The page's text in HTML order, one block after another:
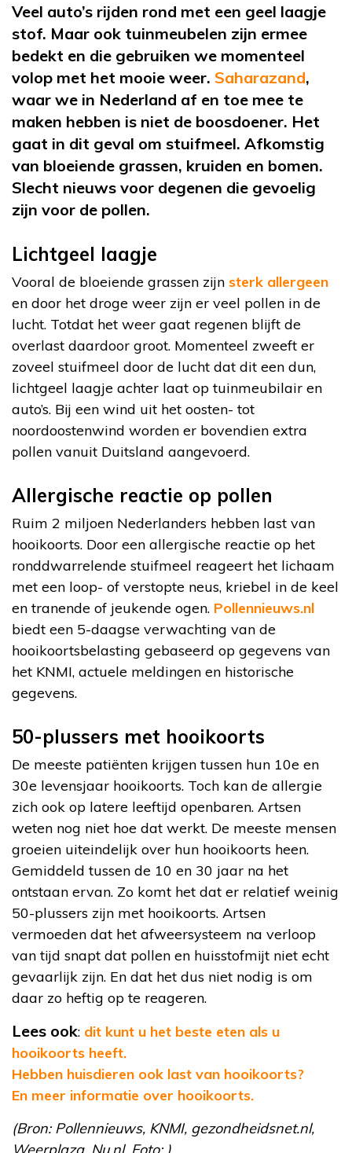
Veel auto’s rijden rond met een geel laagje
stof. Maar ook tuinmeubelen zijn ermee
bedekt en die gebruiken we momenteel
volop met het mooie weer. Saharazand,
waar we in Nederland af en toe mee te
maken hebben is niet de boosdoener. Het
gaat in dit geval om stuifmeel. Afkomstig
van bloeiende grassen, kruiden en bomen.
Slecht nieuws voor degenen die gevoelig
zijn voor de pollen.
Lichtgeel laagje
Vooral de bloeiende grassen zijn sterk allergeen
en door het droge weer zijn er veel pollen in de
lucht. Totdat het weer gaat regenen blijft de
overlast daardoor groot. Momenteel zweeft er
zoveel stuifmeel door de lucht dat dit een dun,
lichtgeel laagje achter laat op tuinmeubilair en
auto’s. Bij een wind uit het oosten- tot
noordoostenwind worden er bovendien extra
pollen vanuit Duitsland aangevoerd.
Allergische reactie op pollen
Ruim 2 miljoen Nederlanders hebben last van
hooikoorts. Door een allergische reactie op het
ronddwarrelende stuifmeel reageert het lichaam
met een loop- of verstopte neus, kriebel in de keel
en tranende of jeukende ogen. Pollennieuws.nl
biedt een 5-daagse verwachting van de
hooikoortsbelasting gebaseerd op gegevens van
het KNMI, actuele meldingen en historische
gegevens.
50-plussers met hooikoorts
De meeste patiënten krijgen tussen hun 10e en
30e levensjaar hooikoorts. Toch kan de allergie
zich ook op latere leeftijd openbaren. Artsen
weten nog niet hoe dat werkt. De meeste mensen
groeien uiteindelijk over hun hooikoorts heen.
Gemiddeld tussen de 10 en 30 jaar na het
ontstaan ervan. Zo komt het dat er relatief weinig
50-plussers zijn met hooikoorts. Artsen
vermoeden dat het afweersysteem na verloop
van tijd snapt dat pollen en huisstofmijt niet echt
gevaarlijk zijn. En dat het dus niet nodig is om
daar zo heftig op te reageren.
Lees ook: dit kunt u het beste eten als u
hooikoorts heeft.
Hebben huisdieren ook last van hooikoorts?
En meer informatie over hooikoorts.
(Bron: Pollennieuws, KNMI, gezondheidsnet.nl,
Weerplaza, Nu.nl. Foto: )